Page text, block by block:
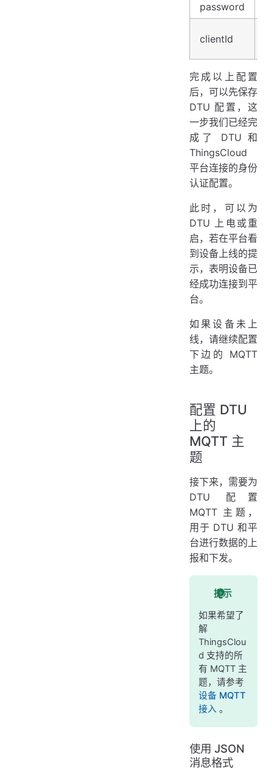
password
clientId
完成以上配置
后，可以先保存
DTU 配置，这
一步我们已经完
成了 DTU 和
ThingsCloud
平台连接的身份
认证配置。
此时，可以为
DTU 上电或重
启，若在平台看
到设备上线的提
示，表明设备已
经成功连接到平
台。
如果设备未上
线，请继续配置
下边的 MQTT
主题。
配置 DTU
上的
MQTT 主
题
接下来，需要为
DTU 配置
MQTT 主题，
用于 DTU 和平
台进行数据的上
报和下发。
提示
如果希望了
解
ThingsClou
d 支持的所
有 MQTT 主
题，请参考
设备 MQTT
接入 。
使用 JSON
消息格式